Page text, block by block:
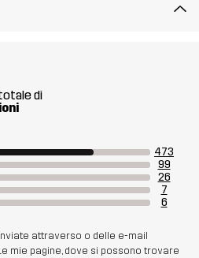
taglia M
di
473
99
26
7
6
attraverso o delle e-mail
mie pagine, dove si possono trovare